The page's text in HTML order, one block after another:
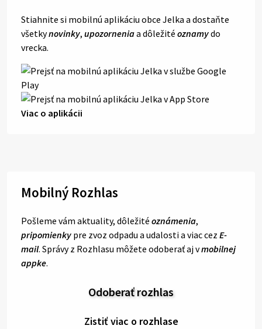
Stiahnite si mobilnú aplikáciu obce Jelka a dostaňte
všetkynovinky, upozorneniaa dôležité oznamydo
vrecka.
Viac o aplikácii
Mobilný Rozhlas
Pošleme vám aktuality, dôležité oznámenia,
pripomienky pre zvoz odpadu a udalosti a viac cez E-
mail. Správy z Rozhlasu môžete odoberať aj vmobilnej
appke.
Odoberať rozhlas
Zistiť viac o rozhlase